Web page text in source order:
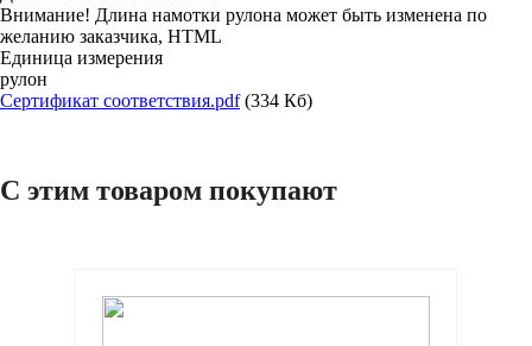
Внимание! Длина намотки рулона может быть изменена по
желанию заказчика, HTML
Единица измерения
рулон
Сертификат соответствия.pdf (334 Кб)
С этим товаром покупают